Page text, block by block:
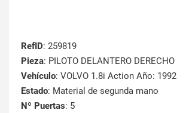
RefID: 259819
Pieza: PILOTO DELANTERO DERECHO
Vehículo: VOLVO 1.8i Action Año: 1992
Estado: Material de segunda mano
Nº Puertas: 5